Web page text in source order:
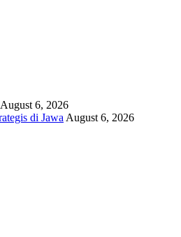
August 6, 2026
di Jawa August 6, 2026